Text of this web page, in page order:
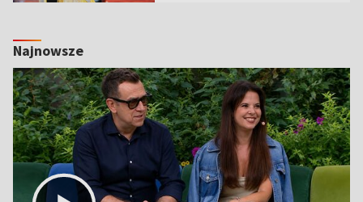
Najnowsze